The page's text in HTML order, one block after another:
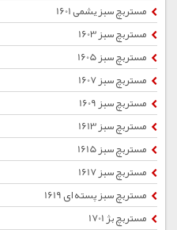
مستربچ سبز یشمی 1601
مستربچ سبز 1603
مستربچ سبز 1605
مستربچ سبز 1607
مستربچ سبز 1609
مستربچ سبز 1613
مستربچ سبز 1615
مستربچ سبز 1617
مستربچ سبز پسته ای 1619
مستربچ بژ 1701